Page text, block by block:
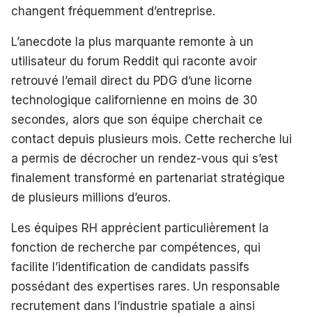
changent fréquemment d’entreprise.
L’anecdote la plus marquante remonte à un
utilisateur du forum Reddit qui raconte avoir
retrouvé l’email direct du PDG d’une licorne
technologique californienne en moins de 30
secondes, alors que son équipe cherchait ce
contact depuis plusieurs mois. Cette recherche lui
a permis de décrocher un rendez-vous qui s’est
finalement transformé en partenariat stratégique
de plusieurs millions d’euros.
Les équipes RH apprécient particulièrement la
fonction de recherche par compétences, qui
facilite l’identification de candidats passifs
possédant des expertises rares. Un responsable
recrutement dans l’industrie spatiale a ainsi